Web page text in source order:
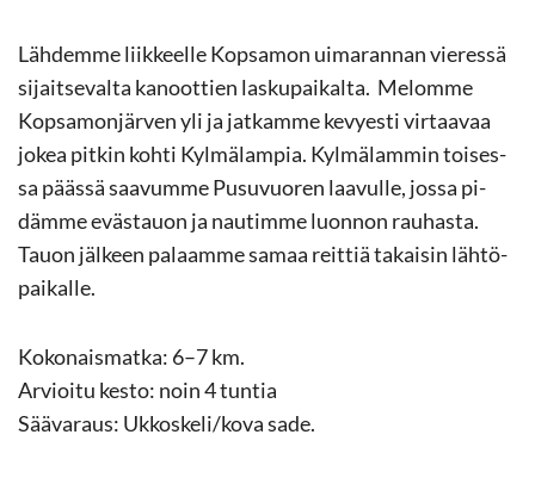
Läh­dem­me liik­keel­le Kop­sa­mon ui­ma­ran­nan vie­res­sä
si­jait­se­val­ta ka­noot­tien las­ku­pai­kal­ta. Me­lom­me
Kop­sa­mon­jär­ven yli ja jat­kam­me ke­vyes­ti vir­taa­vaa
jokea pit­kin kohti Kyl­mä­lam­pia. Kyl­mä­lam­min toi­ses­
sa pääs­sä saa­vum­me Pusu­vuo­ren laa­vul­le, jossa pi­
däm­me eväs­tauon ja nau­tim­me luon­non rau­has­ta.
Tauon jäl­keen pa­laam­me samaa reit­tiä ta­kai­sin läh­tö­
pai­kal­le.
Ko­ko­nais­mat­ka: 6–7 km.
Ar­vioi­tu kesto: noin 4 tun­tia
Sää­va­raus: Uk­kos­ke­li/kova sade.